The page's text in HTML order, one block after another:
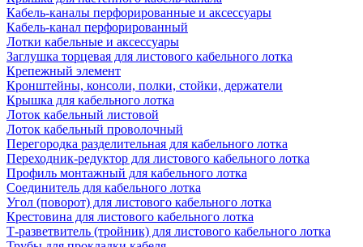
Кабель-каналы перфорированные и аксессуары
Кабель-канал перфорированный
Лотки кабельные и аксессуары
Заглушка торцевая для листового кабельного лотка
Крепежный элемент
Кронштейны, консоли, полки, стойки, держатели
Крышка для кабельного лотка
Лоток кабельный листовой
Лоток кабельный проволочный
Перегородка разделительная для кабельного лотка
Переходник-редуктор для листового кабельного лотка
Профиль монтажный для кабельного лотка
Соединитель для кабельного лотка
Угол (поворот) для листового кабельного лотка
Крестовина для листового кабельного лотка
Т-разветвитель (тройник) для листового кабельного лотка